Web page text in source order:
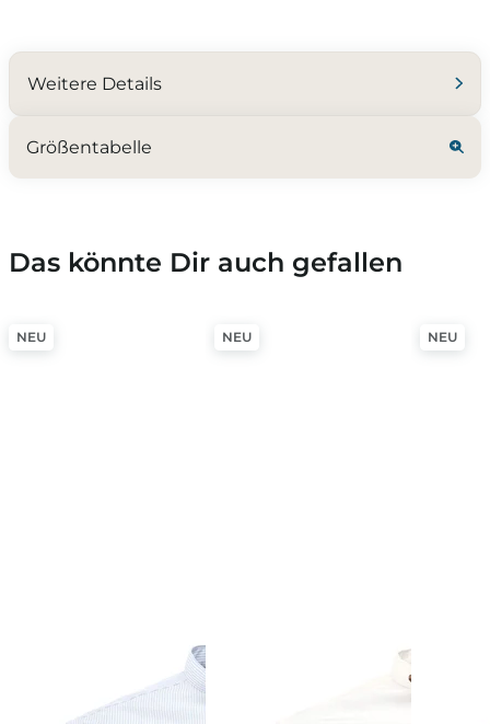
Weitere Details
Größentabelle
Das könnte Dir auch gefallen
NEU NEU NEU